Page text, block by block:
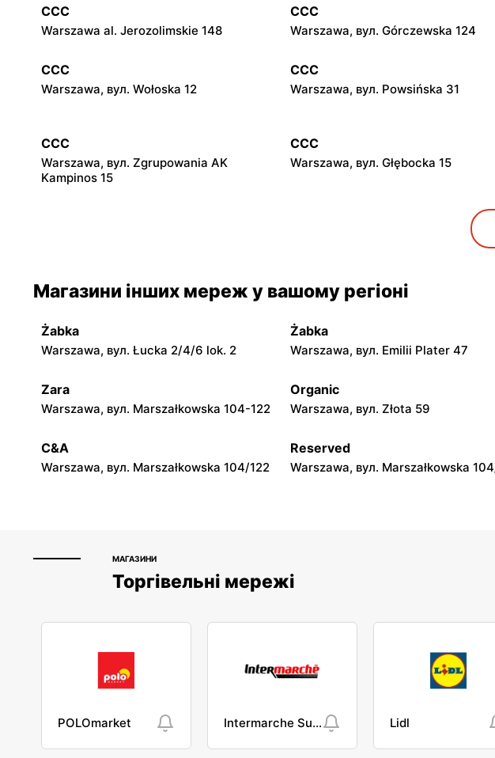
CCC
Warszawa al. Jerozolimskie 148
CCC
Warszawa, вул. Górczewska 124
CCC
Warszawa, вул. Wołoska 12
CCC
Warszawa, вул. Powsińska 31
CCC
Warszawa, вул. Zgrupowania AK
Kampinos 15
CCC
Warszawa, вул. Głębocka 15
CCC CCC
Piłsudskiego 31C
Otwock, вул. Kupiecka 2 Podkowa Leśna, вул. Gołębia 26
Grodzisk Mazowiecki, вул. Królewska 48
Nowy Dwór Mazowiecki, вул.
Warszawska 36
Магазини інших мереж у вашому регіоні
Żabka
Warszawa, вул. Łucka 2/4/6 lok. 2
Żabka
Warszawa, вул. Emilii Plater 47
Zara
Warszawa, вул. Marszałkowska 104-122
Organic
Warszawa, вул. Złota 59
C&A
Warszawa, вул. Marszałkowska 104/122
Reserved
Warszawa, вул. Marszałkowska
МАГАЗИНИ
Торгівельні мережі
POLOmarket Intermarche Super Lidl